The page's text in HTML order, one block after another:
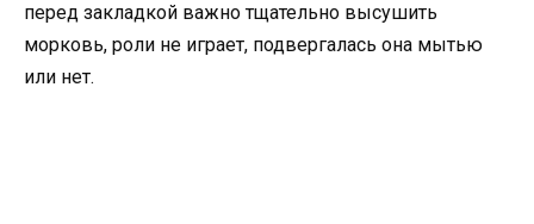
перед закладкой важно тщательно высушить
морковь, роли не играет, подвергалась она мытью
или нет.